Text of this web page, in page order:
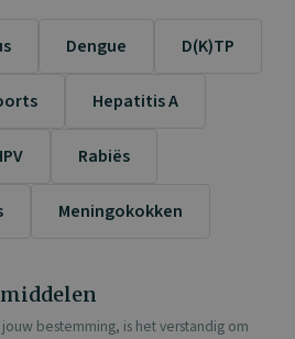
Dengue D(K)TP
Hepatitis A
Rabiës
Meningokokken
bestemming, is het verstandig om